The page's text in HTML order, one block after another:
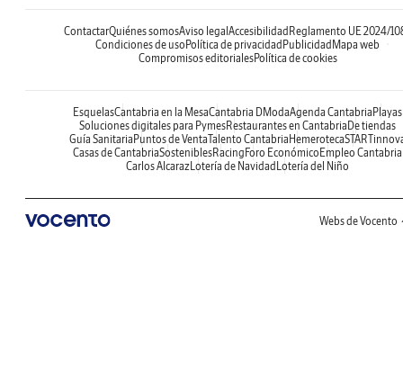
ContactarQuiénes somosAviso legalAccesibilidadReglamento UE 2024/
Condiciones de usoPolítica de privacidadPublicidadMapa web
Compromisos editorialesPolítica de cookies
EsquelasCantabria en la MesaCantabria DModaAgenda CantabriaPlayas
Soluciones digitales para PymesRestaurantes en CantabriaDe tiendas
Guía SanitariaPuntos de VentaTalento CantabriaHemeroteca
Casas de CantabriaSosteniblesRacingForo EconómicoEmpleo Cantabria
Carlos AlcarazLotería de NavidadLotería del Niño
Webs de Vocento